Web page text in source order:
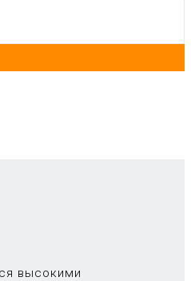
высокими